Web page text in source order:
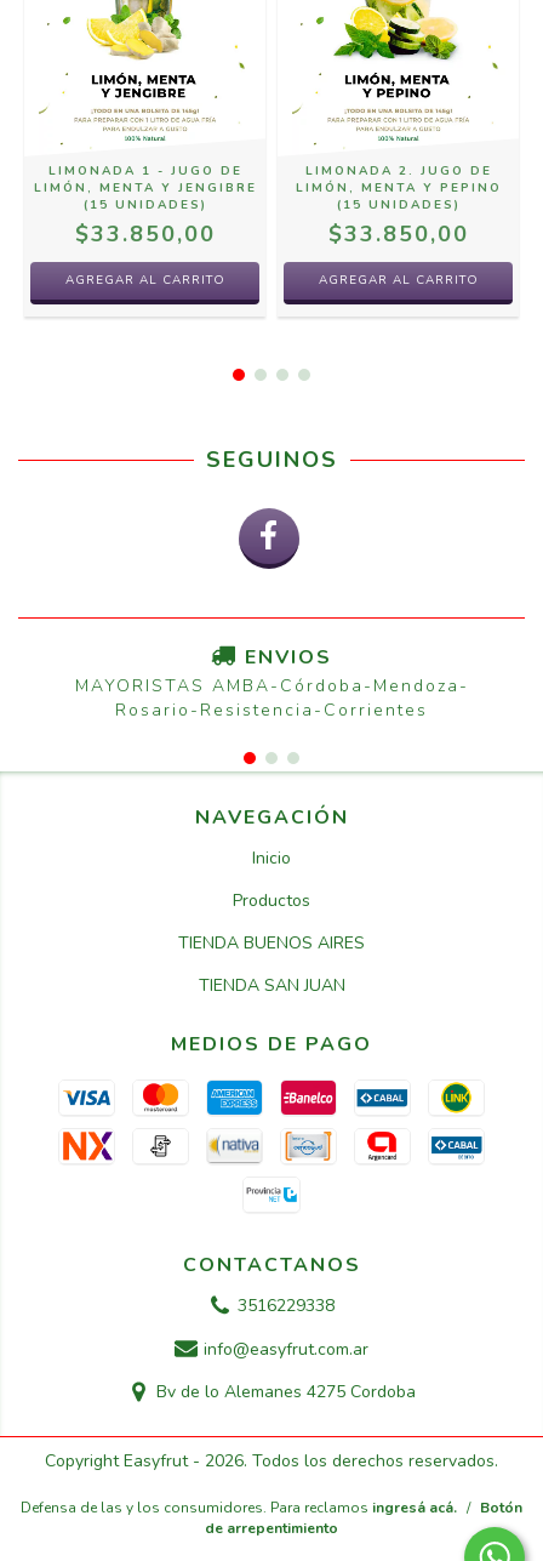
LIMONADA 1 - JUGO DE
LIMÓN, MENTA Y JENGIBRE
(15 UNIDADES)
$33.850,00
LIMONADA 2. JUGO DE
LIMÓN, MENTA Y PEPINO
(15 UNIDADES)
$33.850,00
SEGUINOS
ENVIOS
MAYORISTAS AMBA-Córdoba-Mendoza-
Rosario-Resistencia-Corrientes
NAVEGACIÓN
Inicio
Productos
TIENDA BUENOS AIRES
TIENDA SAN JUAN
MEDIOS DE PAGO
CONTACTANOS
3516229338
info@easyfrut.com.ar
Bv de lo Alemanes 4275 Cordoba
Copyright Easyfrut - 2026. Todos los derechos reservados.
Defensa de las y los consumidores. Para reclamos ingresá acá. / Botón
de arrepentimiento